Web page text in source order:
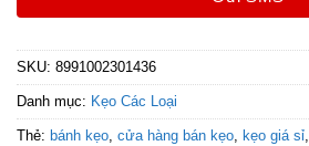
SKU: 8991002301436
Danh mục: Kẹo Các Loại
Thẻ: bánh kẹo, cửa hàng bán kẹo, kẹo giá sỉ,